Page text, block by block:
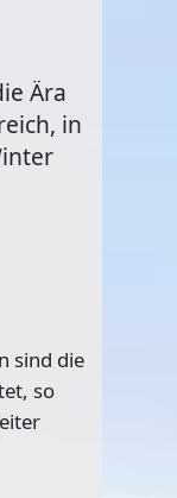
Ära
in
sind die
so